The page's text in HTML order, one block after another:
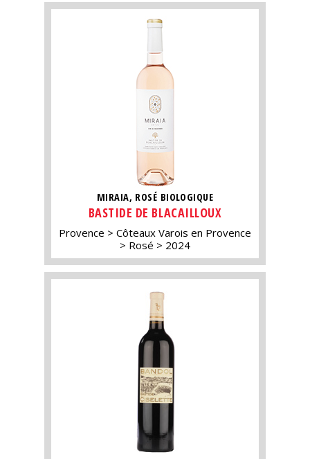
MIRAIA, ROSÉ BIOLOGIQUE
BASTIDE DE BLACAILLOUX
Provence
Côteaux Varois en Provence
Rosé
2024